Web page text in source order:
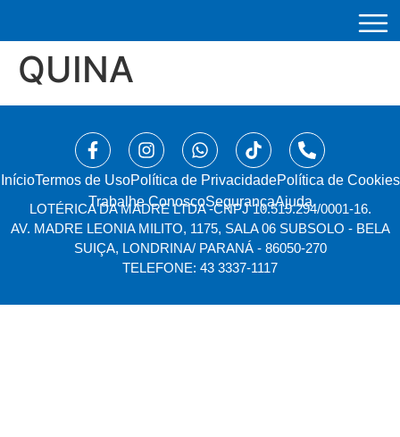
QUINA
Início⁠Termos de UsoPolítica de PrivacidadePolítica de Cookies
Trabalhe ConoscoSegurançaAjuda
LOTÉRICA DA MADRE LTDA -CNPJ 10.519.294/0001-16.
AV. MADRE LEONIA MILITO, 1175, SALA 06 SUBSOLO - BELA
SUIÇA, LONDRINA/ PARANÁ - 86050-270
TELEFONE: 43 3337-1117